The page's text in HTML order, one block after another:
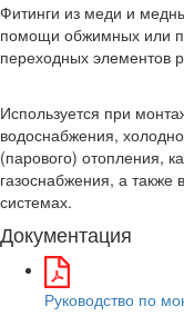
Фитинги из меди и
помощи обжимных или
переходных элементов
Используется при
водоснабжения,
(парового) отопления,
газоснабжения, а
системах.
Документация
Руководство по